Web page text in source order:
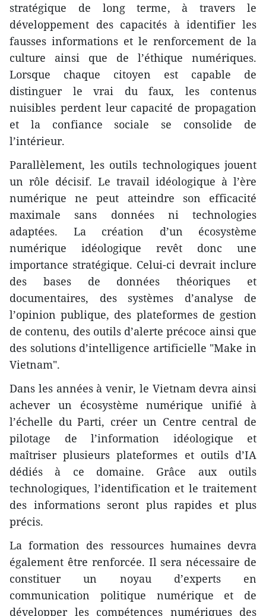
stratégique de long terme, à travers le
développement des capacités à identifier les
fausses informations et le renforcement de la
culture ainsi que de l’éthique numériques.
Lorsque chaque citoyen est capable de
distinguer le vrai du faux, les contenus
nuisibles perdent leur capacité de propagation
et la confiance sociale se consolide de
l’intérieur.
Parallèlement, les outils technologiques jouent
un rôle décisif. Le travail idéologique à l’ère
numérique ne peut atteindre son efficacité
maximale sans données ni technologies
adaptées. La création d’un écosystème
numérique idéologique revêt donc une
importance stratégique. Celui-ci devrait inclure
des bases de données théoriques et
documentaires, des systèmes d’analyse de
l’opinion publique, des plateformes de gestion
de contenu, des outils d’alerte précoce ainsi que
des solutions d’intelligence artificielle "Make in
Vietnam".
Dans les années à venir, le Vietnam devra ainsi
achever un écosystème numérique unifié à
l’échelle du Parti, créer un Centre central de
pilotage de l’information idéologique et
maîtriser plusieurs plateformes et outils d’IA
dédiés à ce domaine. Grâce aux outils
technologiques, l’identification et le traitement
des informations seront plus rapides et plus
précis.
La formation des ressources humaines devra
également être renforcée. Il sera nécessaire de
constituer un noyau d’experts en
communication politique numérique et de
développer les compétences numériques des